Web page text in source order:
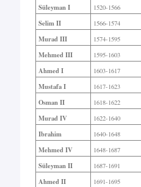
Süleyman I 1520-1566
Selim II 1566-1574
Murad III 1574-1595
Mehmed III 1595-1603
Ahmed I 1603-1617
Mustafa I 1617-1623
Osman II 1618-1622
Murad IV 1622-1640
Ibrahim 1640-1648
Mehmed IV 1648-1687
Süleyman II 1687-1691
Ahmed II 1691-1695